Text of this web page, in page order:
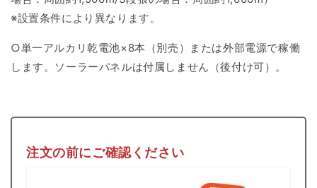
※設置条件により異なります。
○単一アルカリ乾電池×8本（別売）または外部電源で稼働
します。ソーラーパネルは付属しません（後付け可）。
注文の前にご確認ください